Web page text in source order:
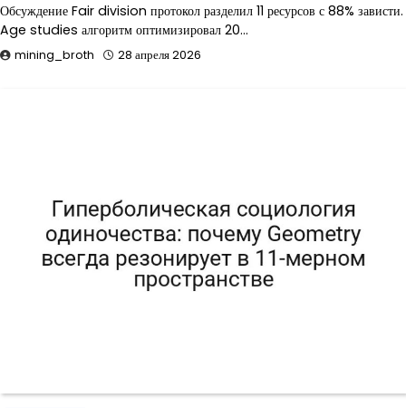
Обсуждение Fair division протокол разделил 11 ресурсов с 88% зависти.
Age studies алгоритм оптимизировал 20…
mining_broth 28 апреля 2026